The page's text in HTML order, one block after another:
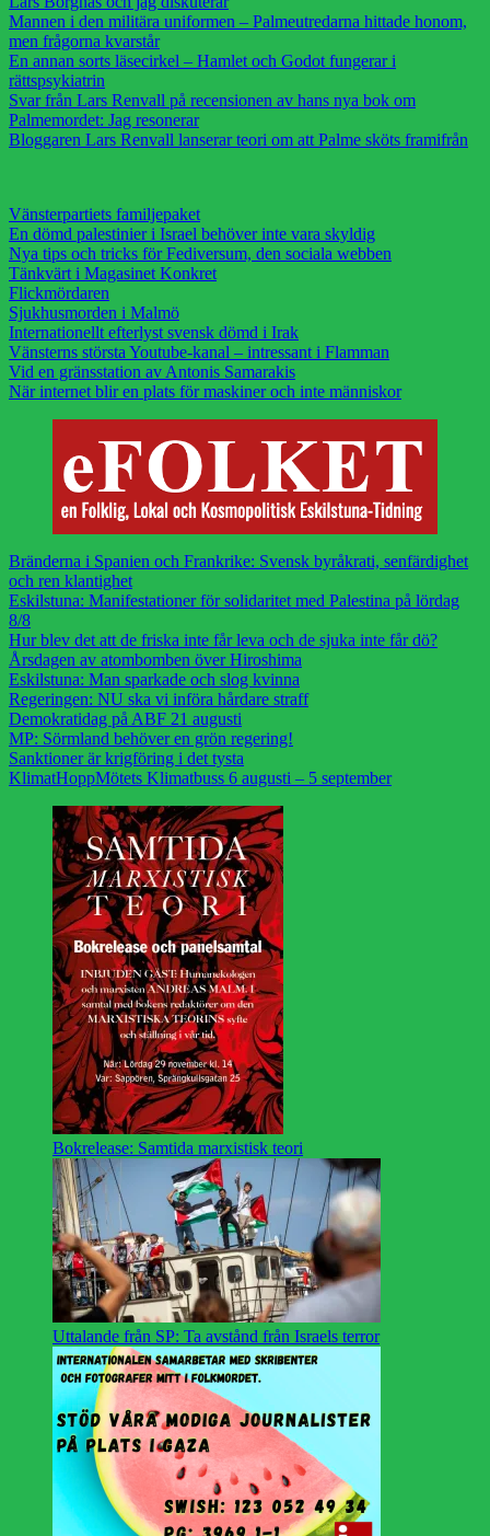
Mannen i den militära uniformen – Palmeutredarna hittade honom,
men frågorna kvarstår
En annan sorts läsecirkel – Hamlet och Godot fungerar i
rättspsykiatrin
Svar från Lars Renvall på recensionen av hans nya bok om
Palmemordet: Jag resonerar
Bloggaren Lars Renvall lanserar teori om att Palme sköts framifrån
Vänsterpartiets familjepaket
En dömd palestinier i Israel behöver inte vara skyldig
Nya tips och tricks för Fediversum, den sociala webben
Tänkvärt i Magasinet Konkret
Flickmördaren
Sjukhusmorden i Malmö
Internationellt efterlyst svensk dömd i Irak
Vänsterns största Youtube-kanal – intressant i Flamman
Vid en gränsstation av Antonis Samarakis
När internet blir en plats för maskiner och inte människor
Bränderna i Spanien och Frankrike: Svensk byråkrati, senfärdighet
och ren klantighet
Eskilstuna: Manifestationer för solidaritet med Palestina på lördag
8/8
Hur blev det att de friska inte får leva och de sjuka inte får dö?
Årsdagen av atombomben över Hiroshima
Eskilstuna: Man sparkade och slog kvinna
Regeringen: NU ska vi införa hårdare straff
Demokratidag på ABF 21 augusti
MP: Sörmland behöver en grön regering!
Sanktioner är krigföring i det tysta
KlimatHoppMötets Klimatbuss 6 augusti – 5 september
Bokrelease: Samtida marxistisk teori
Uttalande från SP: Ta avstånd från Israels terror